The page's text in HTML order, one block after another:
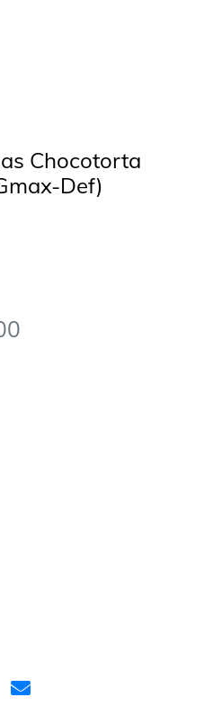
Chocotorta
Def)